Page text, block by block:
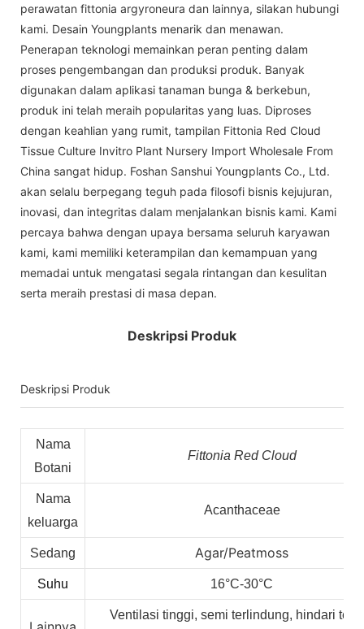
perawatan fittonia argyroneura dan lainnya, silakan hubungi
kami. Desain Youngplants menarik dan menawan.
Penerapan teknologi memainkan peran penting dalam
proses pengembangan dan produksi produk. Banyak
digunakan dalam aplikasi tanaman bunga & berkebun,
produk ini telah meraih popularitas yang luas. Diproses
dengan keahlian yang rumit, tampilan Fittonia Red Cloud
Tissue Culture Invitro Plant Nursery Import Wholesale From
China sangat hidup. Foshan Sanshui Youngplants Co., Ltd.
akan selalu berpegang teguh pada filosofi bisnis kejujuran,
inovasi, dan integritas dalam menjalankan bisnis kami. Kami
percaya bahwa dengan upaya bersama seluruh karyawan
kami, kami memiliki keterampilan dan kemampuan yang
memadai untuk mengatasi segala rintangan dan kesulitan
serta meraih prestasi di masa depan.
Deskripsi Produk
Deskripsi Produk
Nama
Botani
Fittonia Red Cloud
Nama
keluarga
Acanthaceae
Sedang Agar/Peatmoss
Suhu 16°C-30°C
Ventilasi tinggi, semi terlindung, hindari